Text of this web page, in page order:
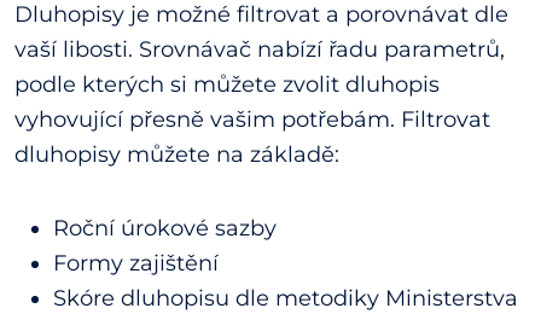
Dluhopisy je možné filtrovat a porovnávat dle
vaší libosti. Srovnávač nabízí řadu parametrů,
podle kterých si můžete zvolit dluhopis
vyhovující přesně vašim potřebám. Filtrovat
dluhopisy můžete na základě:
Roční úrokové sazby
Formy zajištění
Skóre dluhopisu dle metodiky Ministerstva